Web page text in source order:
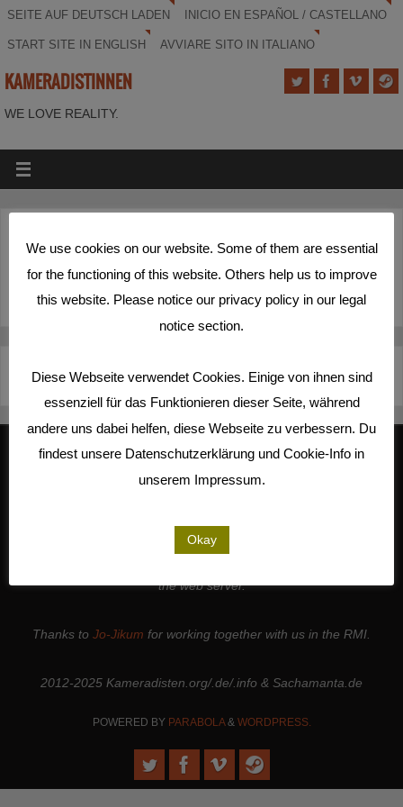
SEITE AUF DEUTSCH LADEN INICIO EN ESPAÑOL / CASTELLANO
START SITE IN ENGLISH AVVIARE SITO IN ITALIANO
KAMERADISTINNEN
WE LOVE REALITY.
(Deutsch) Jede(r) nur ein Pfahl
Sorry, this entry is only available inDeutsch .
Deutsch Español English Italiano
We work together withStudio Kalliope, are cooperation partners of
people and institutions
the web server.
Thanks to Jo-Jikum for working together with us in the RMI.
2012-2025 Kameradisten.org/.de/.info & Sachamanta.de
POWERED BY PARABOLA& WORDPRESS.
We use cookies on our website. Some of them are essential
for the functioning of this website. Others help us to improve
this website. Please notice our privacy policy in our legal
notice section.
Diese Webseite verwendet Cookies. Einige von ihnen sind
essenziell für das Funktionieren dieser Seite, während
andere uns dabei helfen, diese Webseite zu verbessern. Du
findest unsere Datenschutzerklärung und Cookie-Info in
unserem Impressum.
Okay